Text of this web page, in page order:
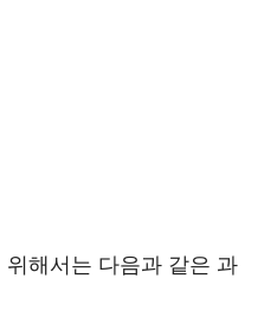
해서는 다음과 같은 과